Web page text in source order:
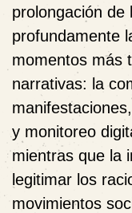
prolongación
profundamente
momentos más
narrativas: la
y monitoreo
mientras que la
legitimar los
movimientos